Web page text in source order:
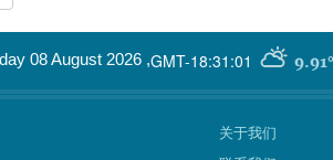
GMT-18:31:01 9.91°
08 August 2026 ,
关于我们